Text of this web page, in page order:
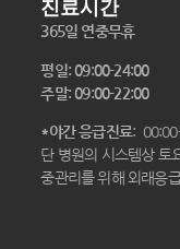
진료시간
365일 연중무휴
평일: 09:00-24:00
주말: 09:00-22:00
*야간 응급진료:
단 병원의 시스템상 토
중관리를 위해 외래응